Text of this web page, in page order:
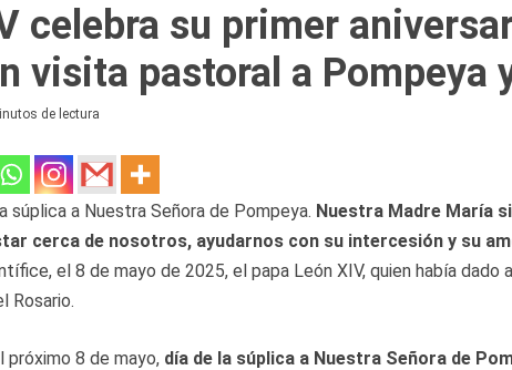
celebra su primer
visita pastoral a Pompeya
de lectura
súplica a Nuestra Señora de Pompeya. Nuestra Madre María
cerca de nosotros, ayudarnos con su intercesión y su
el 8 de mayo de 2025, el papa León XIV, quien había dado
Rosario.
próximo 8 de mayo, día de la súplica a Nuestra Señora de